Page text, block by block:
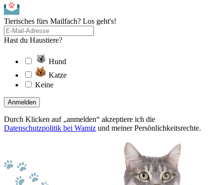
Tierisches fürs Mailfach? Los geht's!
Hast du Haustiere?
Hund
Katze
Keine
Anmelden
Durch Klicken auf „anmelden“ akzeptiere ich die
Datenschutzpolitik bei Wamiz und meiner Persönlichkeitsrechte.